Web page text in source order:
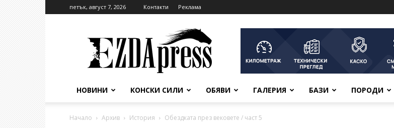
петък, август 7, 2026 Контакти Реклама
НОВИНИ КОНСКИ СИЛИ ОБЯВИ ГАЛЕРИЯ БАЗИ ПОРОДИ
Начало Архив История Обездката през вековете / част 5